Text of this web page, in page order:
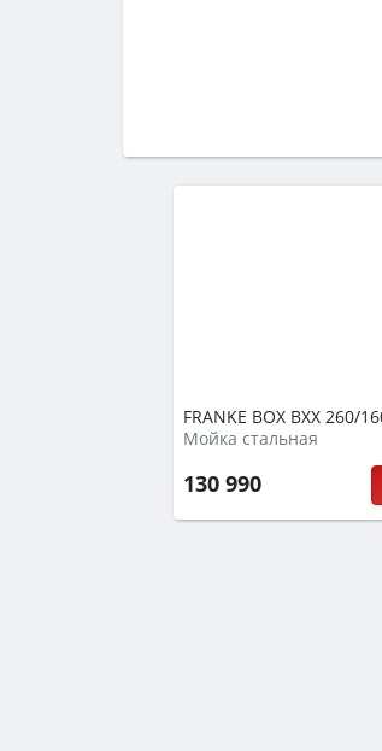
FRANKE BOX BXX 260/
Мойка стальная
130 990